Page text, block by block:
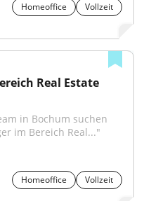
Homeoffice
Vollzeit
Real Estate
in Bochum suchen
im Bereich Real..."
Homeoffice
Vollzeit